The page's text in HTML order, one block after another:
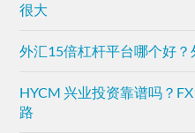
很大
外汇15倍杠杆平台哪个好
HYCM 兴业投资靠谱吗？
路